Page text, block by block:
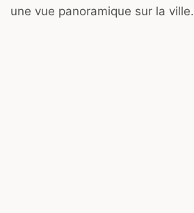
une vue panoramique sur la ville.